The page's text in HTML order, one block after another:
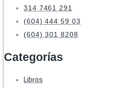
314 7461 291
(604) 444 59 03
(604) 301 8208
Categorías
Libros